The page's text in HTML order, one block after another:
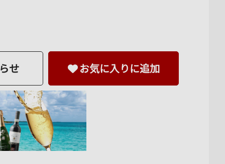
せ お気に入りに追加